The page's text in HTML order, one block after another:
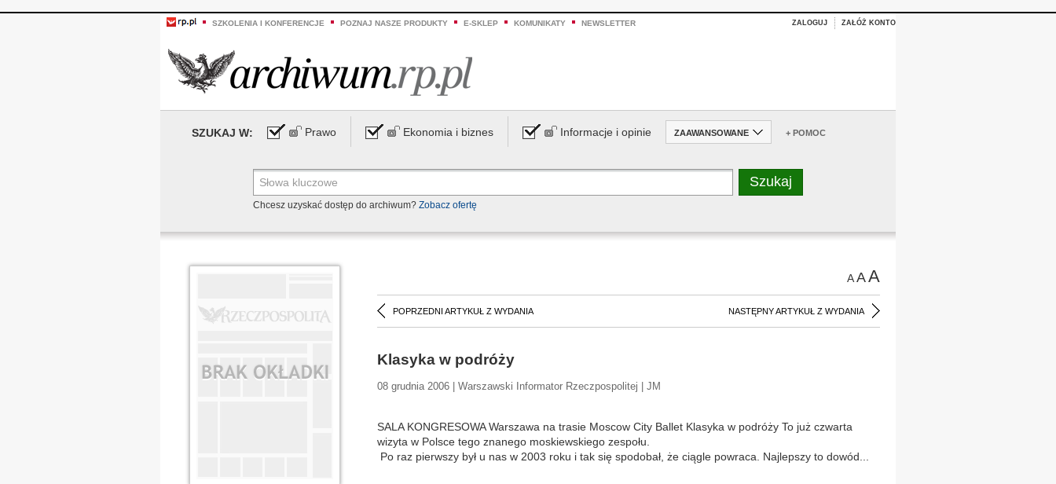
SZKOLENIA I KONFERENCJE POZNAJ NASZE PRODUKTY E-SKLEP KOMUNIKATY NEWSLETTER ZALOGUJ ZAŁÓŻ KONTO
SZUKAJ W: Prawo Ekonomia i biznes Informacje i opinie ZAAWANSOWANE + POMOC
Chcesz uzyskać dostęp do archiwum? Zobacz ofertę
AAA
POPRZEDNI ARTYKUŁ Z WYDANIA NASTĘPNY ARTYKUŁ Z WYDANIA
Klasyka w podróży
08 grudnia 2006 | Warszawski Informator Rzeczpospolitej | JM
SALA KONGRESOWA Warszawa na trasie Moscow City Ballet Klasyka w podróży To już czwarta
wizyta w Polsce tego znanego moskiewskiego zespołu.
Po raz pierwszy był u nas w 2003 roku i tak się spodobał, że ciągle powraca. Najlepszy to dowód...